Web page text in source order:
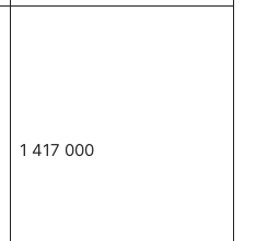
1 417 000